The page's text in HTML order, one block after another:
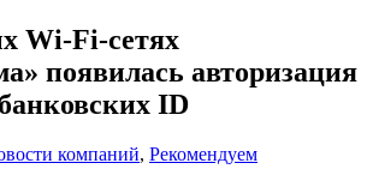
Wi-Fi-сетях
появилась авторизация
ID
компаний, Рекомендуем